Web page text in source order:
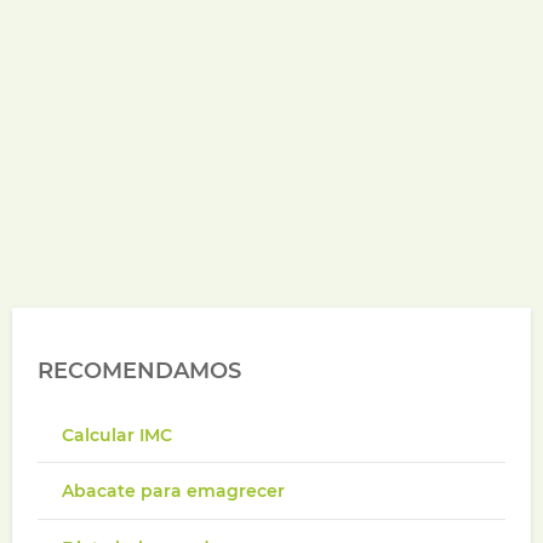
RECOMENDAMOS
Calcular IMC
Abacate para emagrecer